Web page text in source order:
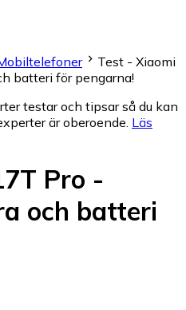
Test - Xiaomi
batteri för pengarna!
testar och tipsar så du kan
är oberoende. Läs
Pro -
och batteri